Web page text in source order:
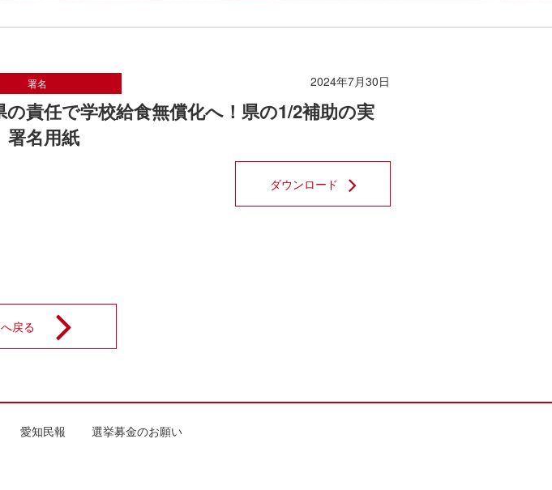
署名 2024年7月30日
の責任で学校給食無償化へ！県の1/2補助の実
名用紙
ダウンロード
戻る
愛知民報 選挙募金のお願い